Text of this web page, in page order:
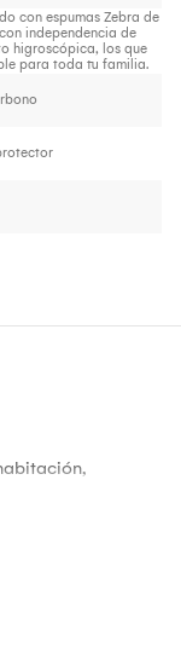
con espumas Zebra de
independencia de
higroscópica, los que
para toda tu familia.